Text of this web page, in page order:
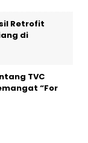
Retrofit
di
TVC
“For